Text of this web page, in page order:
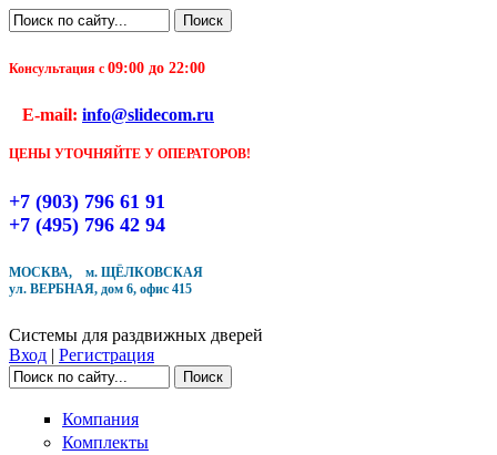
Перейти к основному содержанию
Поиск
Консультация с 09:00 до 22:00
E-mail: info@slidecom.ru
ЦЕНЫ УТОЧНЯЙТЕ У ОПЕРАТОРОВ!
+7 (903) 796 61 91
+7 (495) 796 42 94
МОСКВА, м. ЩЁЛКОВСКАЯ
ул. ВЕРБНАЯ, дом 6, офис 415
Системы для раздвижных дверей
Вход | Регистрация
Поиск
Компания
Комплекты
Чтобы оформить заказ, заполните форму. В течение
ближайшего времени с Вами свяжется Наш менеджер
и уточнит детали заказа а также время доставки
Кол-во товара